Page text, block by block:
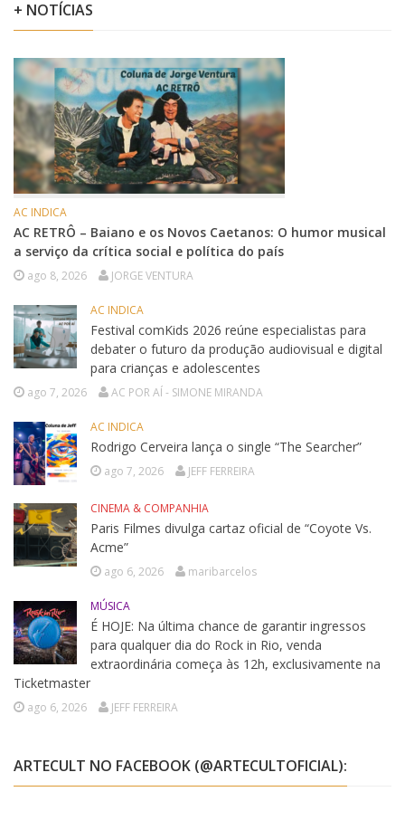
+ NOTÍCIAS
AC INDICA
AC RETRÔ – Baiano e os Novos Caetanos: O humor musical
a serviço da crítica social e política do país
ago 8, 2026 JORGE VENTURA
AC INDICA
Festival comKids 2026 reúne especialistas para
debater o futuro da produção audiovisual e digital
para crianças e adolescentes
ago 7, 2026 AC POR AÍ - SIMONE MIRANDA
AC INDICA
Rodrigo Cerveira lança o single “The Searcher”
ago 7, 2026 JEFF FERREIRA
CINEMA & COMPANHIA
Paris Filmes divulga cartaz oficial de “Coyote Vs.
Acme”
ago 6, 2026 maribarcelos
MÚSICA
É HOJE: Na última chance de garantir ingressos
para qualquer dia do Rock in Rio, venda
extraordinária começa às 12h, exclusivamente na
Ticketmaster
ago 6, 2026 JEFF FERREIRA
ARTECULT NO FACEBOOK (@ARTECULTOFICIAL):